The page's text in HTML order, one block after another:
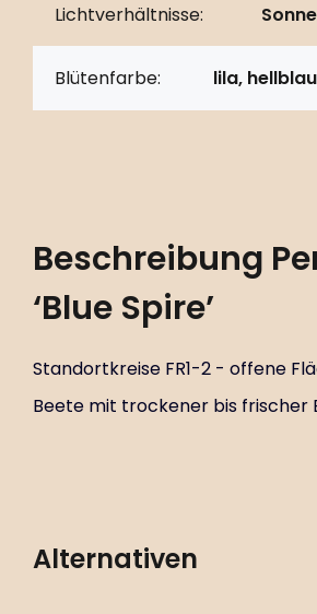
Lichtverhältnisse: Sonne
Blütenfarbe: lila, hellblau
Beschreibung
‘Blue Spire’
Standortkreise FR1-2 - offene
Beete mit trockener bis frischer
Alternativen